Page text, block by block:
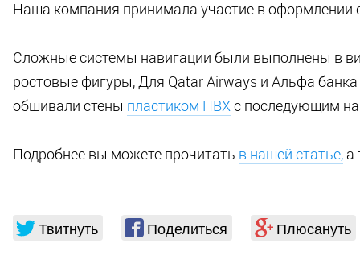
Наша компания принимала участие в оформлении
Сложные системы навигации были выполнены в
ростовые фигуры, Для Qatar Airways и Альфа
обшивали стены пластиком ПВХс последующим
Подробнее вы можете прочитать в нашей статье, а
Твитнуть Поделиться Плюсануть